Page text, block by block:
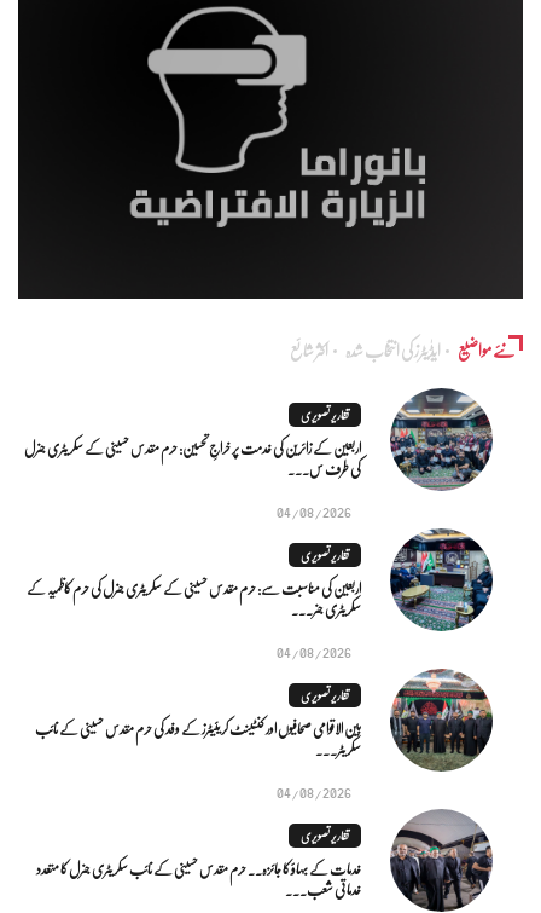
نئے مواضیع ایڈٰیٹرز کی انتخاب شدہ اکثر شائع
تقاریر تصویری
اربعین کے زائرین کی خدمت پر خراجِ تحسین: حرم مقدس حسینی کے سکریٹری جنرل
کی طرف س...
04/08/2026
تقاریر تصویری
اربعین کی مناسبت سے: حرم مقدس حسینی کے سکریٹری جنرل کی حرم کاظمیہ کے
سکریٹری جنر...
04/08/2026
تقاریر تصویری
بین الاقوامی صحافیوں اور کنٹینٹ کریئیٹرز کے وفد کی حرم مقدس حسینی کے نائب
سکریٹر...
04/08/2026
تقاریر تصویری
خدمات کے بہاؤ کا جائزہ.. حرم مقدس حسینی کے نائب سکریٹری جنرل کا متعدد
خدماتی شعب...